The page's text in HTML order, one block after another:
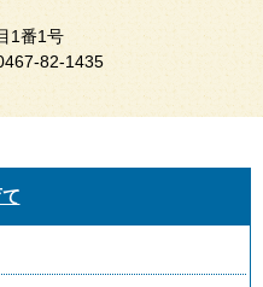
1番1号
82-1435